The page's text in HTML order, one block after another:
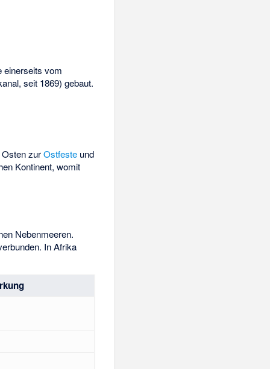
einerseits vom
seit 1869) gebaut.
Osten zurOstfeste und
Kontinent, womit
Nebenmeeren.
In Afrika